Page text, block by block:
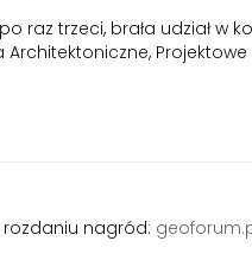
po raz trzeci, brała
nagród: